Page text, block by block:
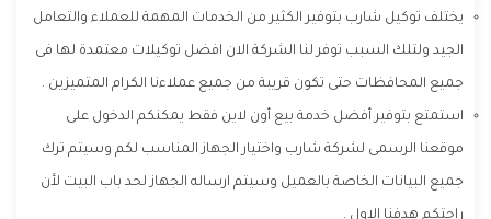
يختلف توكيل شارب بتوفير الكثير من الخدمات المهمة للعملاء والتعامل
الجيد ولتلك السبب توفر لنا الشركة الان افضل توكيلات معتمدة لها فى
جميع المحافظات حتى تكون قريبة من جميع عملاءنا الكرام المتميزين .
استمتع بتوفير أفضل خدمة بيع أون لاين فقط يمكنكم الدخول على
موقعنا الرسمى لشركة شارب واختيار الجهاز المناسب لكم وسيتم ترك
جميع البيانات الخاصة بالعميل وسيتم ارساله الجهاز لحد باب البيت لأن